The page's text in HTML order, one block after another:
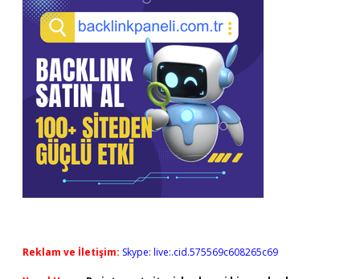
Reklam ve İletişim: Skype: live:.cid.575569c608265c69